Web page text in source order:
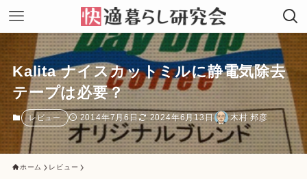
Kalita ナイスカットミルに静電気除去
テープは必要？
レビュー 2014年7月6日 2024年6月13日 木村 邦彦
ホーム レビュー